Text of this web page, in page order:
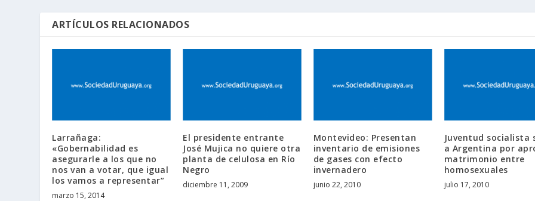
ARTÍCULOS RELACIONADOS
Larrañaga:
«Gobernabilidad es
asegurarle a los que no
nos van a votar, que igual
los vamos a representar”
marzo 15, 2014
El presidente entrante
José Mujica no quiere otra
planta de celulosa en Río
Negro
diciembre 11, 2009
Montevideo: Presentan
inventario de emisiones
de gases con efecto
invernadero
junio 22, 2010
Juventud socialista
a Argentina por
matrimonio entre
homosexuales
julio 17, 2010